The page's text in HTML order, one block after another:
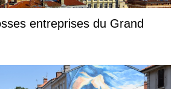
entreprises du Grand